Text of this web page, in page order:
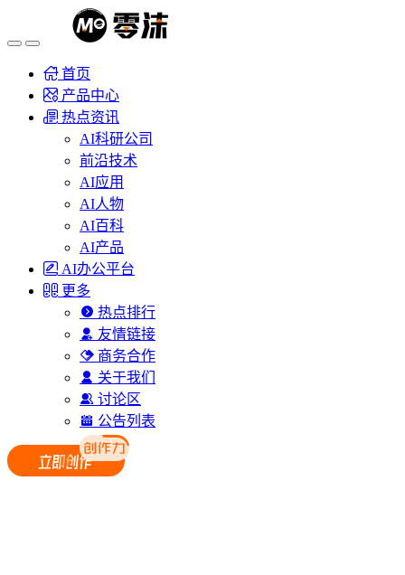
首页
产品中心
热点资讯
AI科研公司
前沿技术
AI应用
AI人物
AI百科
AI产品
AI办公平台
更多
热点排行
友情链接
商务合作
关于我们
讨论区
公告列表